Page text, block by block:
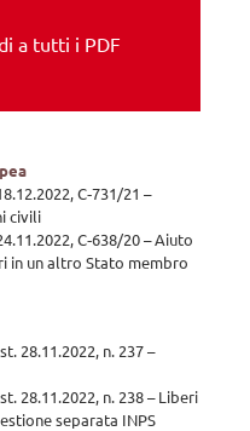
a tutti i PDF
C‑731/21 –
civili
C‑638/20 – Aiuto
in un altro Stato membro
28.11.2022, n. 237 –
28.11.2022, n. 238 – Liberi
separata INPS